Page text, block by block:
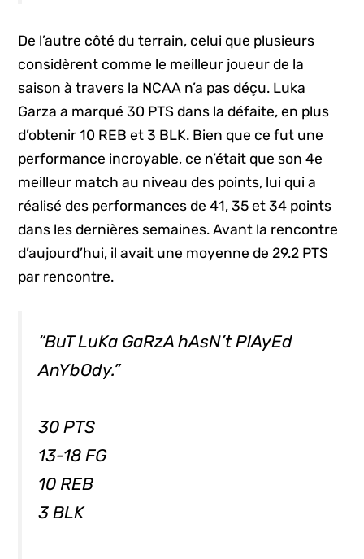
De l’autre côté du terrain, celui que plusieurs
considèrent comme le meilleur joueur de la
saison à travers la NCAA n’a pas déçu. Luka
Garza a marqué 30 PTS dans la défaite, en plus
d’obtenir 10 REB et 3 BLK. Bien que ce fut une
performance incroyable, ce n’était que son 4e
meilleur match au niveau des points, lui qui a
réalisé des performances de 41, 35 et 34 points
dans les dernières semaines. Avant la rencontre
d’aujourd’hui, il avait une moyenne de 29.2 PTS
par rencontre.
“BuT LuKa GaRzA hAsN’t PlAyEd
AnYbOdy.”
30 PTS
13-18 FG
10 REB
3 BLK